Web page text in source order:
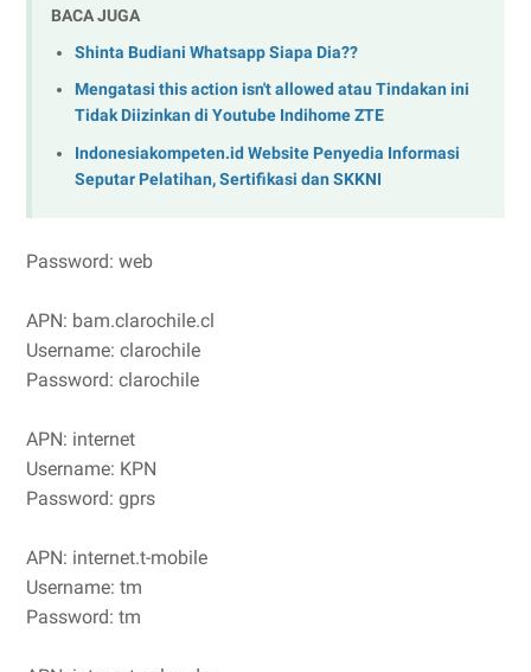
BACA JUGA
Shinta Budiani Whatsapp Siapa Dia??
Mengatasi this action isn't allowed atau Tindakan ini
Tidak Diizinkan di Youtube Indihome ZTE
Indonesiakompeten.id Website Penyedia Informasi
Seputar Pelatihan, Sertifikasi dan SKKNI
Password: web
APN: bam.clarochile.cl
Username: clarochile
Password: clarochile
APN: internet
Username: KPN
Password: gprs
APN: internet.t-mobile
Username: tm
Password: tm